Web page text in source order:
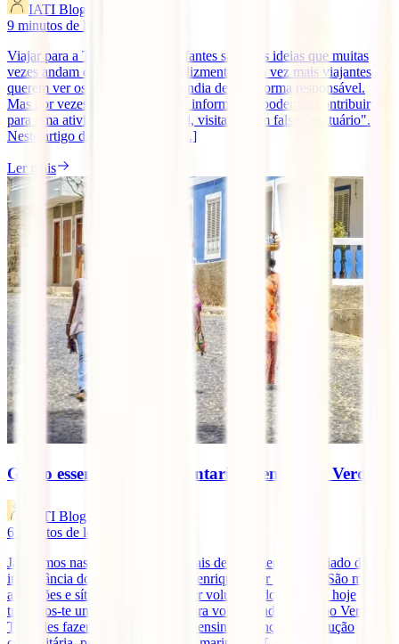
IATI Blog
9 minutos de leitura
Viajar para a Tailândia e ver elefantes são duas ideias que muitas
vezes andam de mãos dadas. Felizmente, cada vez mais viajantes
querem ver os elefantes na Tailândia de uma forma responsável.
Mas por vezes, devido à falta de informação, podemos contribuir
para uma atividade irresponsável, visitando um falso "santuário".
Neste artigo dizemos-te o que [...]
Ler mais
Guião essencial para voluntariado em Cabo Verde
IATI Blog
6
minutos de leitura
Já falamos nas 10 razões pelas quais deves fazer voluntariado da
importância do mesmo e do quão enriquecedor pode ser. São muitas
as opções e sítios onde podes fazer voluntariado, contudo hoje
trazemos-te um guião essencial para voluntariado em Cabo Verde.
Tu podes fazer a diferença, desde ensinar crianças, construção